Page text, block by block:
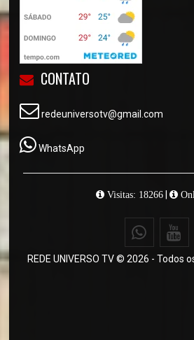
CONTATO
redeuniversotv@gmail.com
WhatsApp
Visitas: 18266|
REDE UNIVERSO TV © 2026 - Todos